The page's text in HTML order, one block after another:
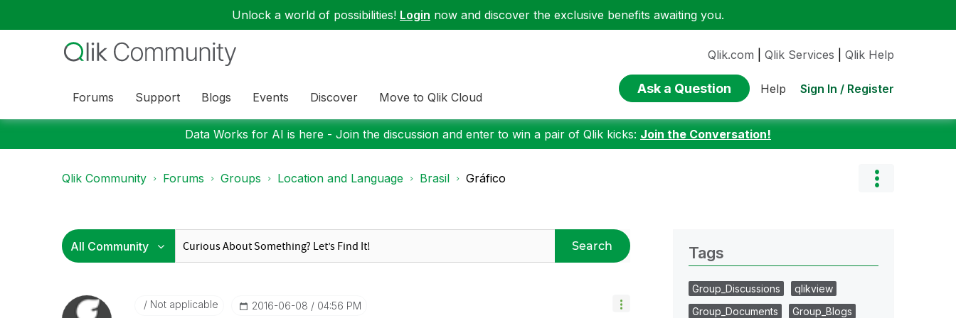
Unlock a world of possibilities! Login now and discover the exclusive benefits awaiting you.
Forums Support Blogs Events Discover Move to Qlik Cloud
Qlik.com Qlik Services Qlik Help
Ask a Question Help Sign In / Register
Data Works for AI is here - Join the discussion and enter to win a pair of Qlik kicks: Join the Conversation!
Qlik Community Forums Groups Location and Language Brasil Gráfico
Search
Not applicable ‎2016-06-08 04:56 PM
Tags
Group_Discussions
qlikview
Group_Documents
Group_Blogs